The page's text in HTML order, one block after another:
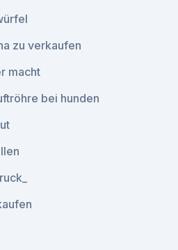
zu verkaufen
macht
bei hunden